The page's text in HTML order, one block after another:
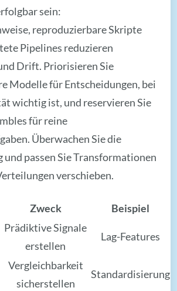
sein:
reproduzierbare Skripte
Pipelines reduzieren
Drift. Priorisieren Sie
Modelle für Entscheidungen, bei
wichtig ist, und reservieren Sie
für reine
Überwachen Sie die
passen Sie Transformationen
verschieben.
Zweck
Beispiel
Prädiktive Signale
erstellen
Lag-Features
Vergleichbarkeit
sicherstellen
Standardisierung